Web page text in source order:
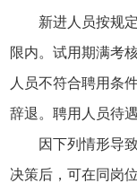
新进人员按规
限内。试用期满考
人员不符合聘用条
辞退。聘用人员待
因下列情形导
决策后，可在同岗